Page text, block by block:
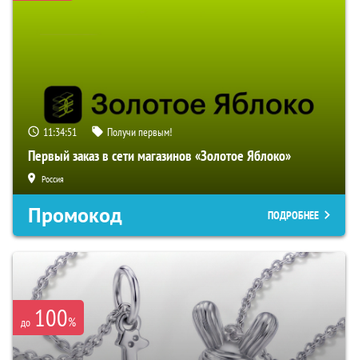
11:34:50 Получи первым!
Первый заказ в сети магазинов «Золотое Яблоко»
Россия
Промокод ПОДРОБНЕЕ
до 100%